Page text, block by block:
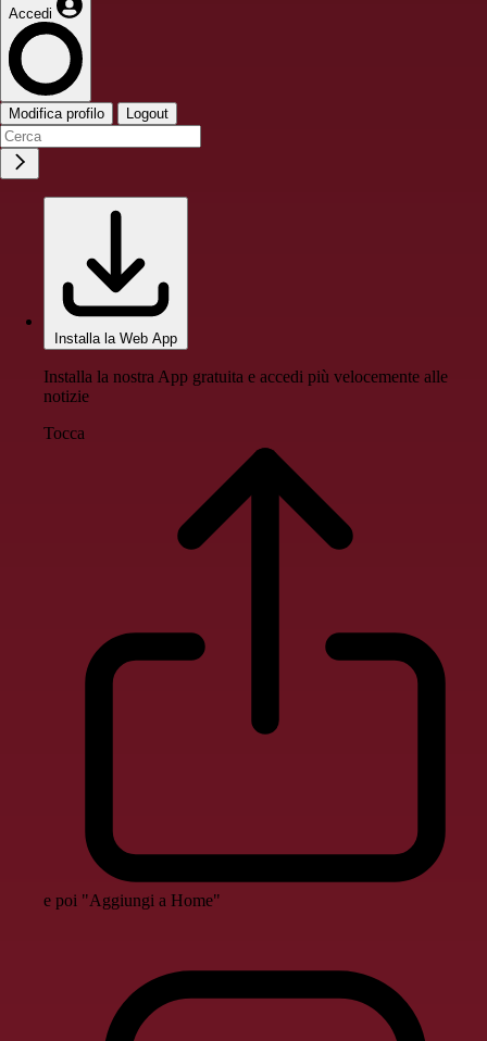
Accedi
Modifica profilo Logout
Installa la Web App
Installa la nostra App gratuita e accedi più velocemente alle
notizie
Tocca
e poi "Aggiungi a Home"